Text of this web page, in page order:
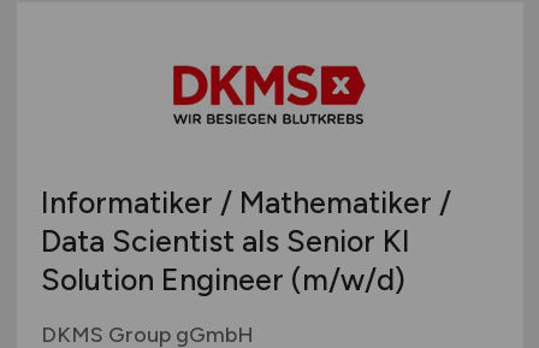
geringfügige Beschäftigung / Minijob
Berufseinstieg / Trainee
Studentenjobs / Werkstudenten
Ausbildung / Studium
Praktikum
Mecklenburg-Vorpommern
Niedersachsen
Nordrhein-Westfalen
Informatiker / Mathematiker /
Data Scientist als Senior KI
Solution Engineer (m/w/d)
DKMS Group gGmbH